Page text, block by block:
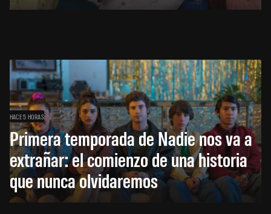
HACE 5 HORAS
Primera temporada de Nadie nos va a
extrañar: el comienzo de una historia
que nunca olvidaremos